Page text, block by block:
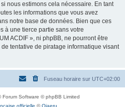
nous estimons cela nécessaire. En tant
les informations que vous avez
notre base de données. Bien que ces
à une tierce partie sans votre
ACDIF », ni phpBB, ne pourront être
tentative de piratage informatique visant
Fuseau horaire sur UTC+02:00
Forum Software © phpBB Limited
officielle ©Qiaeru